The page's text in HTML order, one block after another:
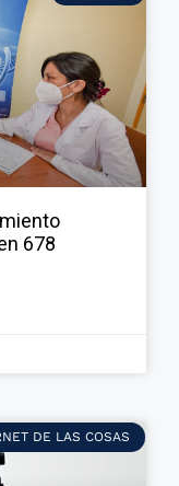
678
DE LAS COSAS